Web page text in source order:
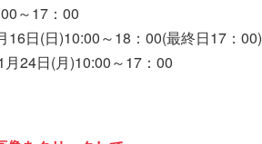
～17：00
日(日)10:00～18：00(最終日17：00)
24日(月)10:00～17：00